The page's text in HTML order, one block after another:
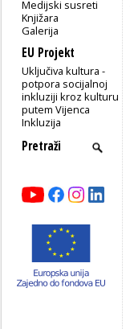
Medijski susreti
Knjižara
Galerija
EU Projekt
Uključiva kultura -
potpora socijalnoj
inkluziji kroz kulturu
putem Vijenca
Inkluzija